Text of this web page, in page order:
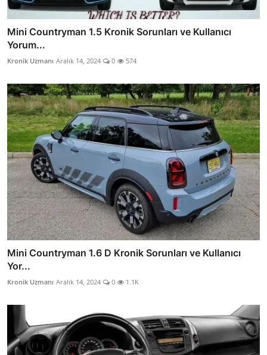
Mini Countryman 1.5 Kronik Sorunları ve Kullanıcı
Yorum...
Kronik Uzmanı Aralık 14, 2024 0 574
Mini Countryman 1.6 D Kronik Sorunları ve Kullanıcı
Yor...
Kronik Uzmanı Aralık 14, 2024 0 1.1K